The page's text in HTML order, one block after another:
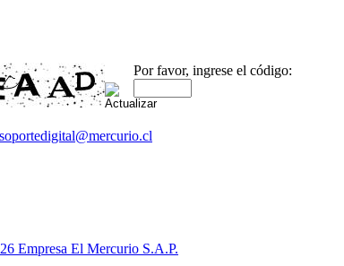
Por favor, ingrese el código:
soportedigital@mercurio.cl
Empresa El Mercurio S.A.P.